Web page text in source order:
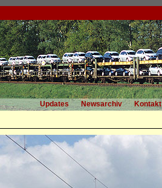
Updates Newsarchiv Kontakt